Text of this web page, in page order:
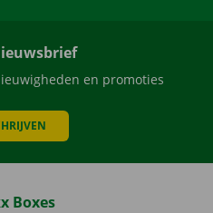
en promoties
Boxes